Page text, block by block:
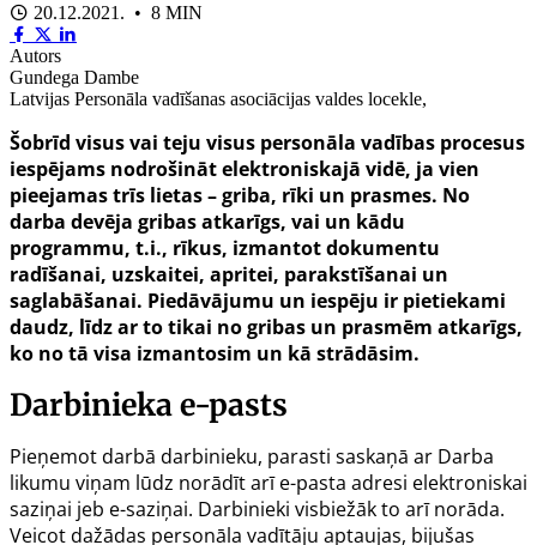
20.12.2021. • 8 MIN
Autors
Gundega Dambe
Latvijas Personāla vadīšanas asociācijas valdes locekle,
Šobrīd visus vai teju visus personāla vadības procesus
iespējams nodrošināt elektroniskajā vidē, ja vien
pieejamas trīs lietas – griba, rīki un prasmes. No
darba devēja gribas atkarīgs, vai un kādu
programmu, t.i., rīkus, izmantot dokumentu
radīšanai, uzskaitei, apritei, parakstīšanai un
saglabāšanai. Piedāvājumu un iespēju ir pietiekami
daudz, līdz ar to tikai no gribas un prasmēm atkarīgs,
ko no tā visa izmantosim un kā strādāsim.
Darbinieka e-pasts
Pieņemot darbā darbinieku, parasti saskaņā ar Darba
likumu viņam lūdz norādīt arī e-pasta adresi elektroniskai
saziņai jeb e-saziņai. Darbinieki visbiežāk to arī norāda.
Veicot dažādas personāla vadītāju aptaujas, bijušas